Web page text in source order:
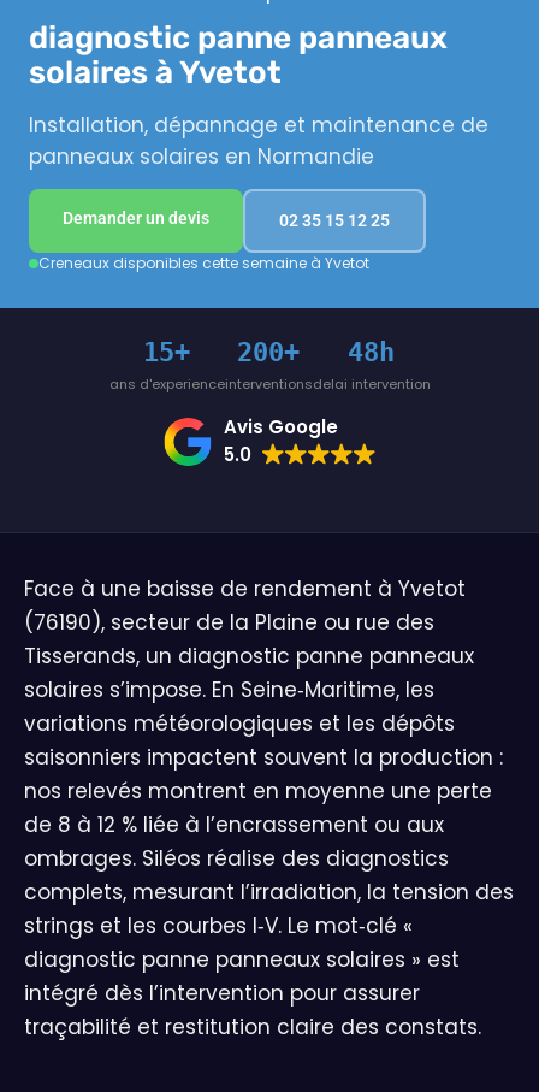
diagnostic panne panneaux
solaires à Yvetot
Installation, dépannage et maintenance de
panneaux solaires en Normandie
Demander un devis 02 35 15 12 25
Creneaux disponibles cette semaine à Yvetot
15+
ans d'experience
200+
interventions
48h
delai intervention
Avis Google
5.0
Face à une baisse de rendement à Yvetot
(76190), secteur de la Plaine ou rue des
Tisserands, un diagnostic panne panneaux
solaires s’impose. En Seine‑Maritime, les
variations météorologiques et les dépôts
saisonniers impactent souvent la production :
nos relevés montrent en moyenne une perte
de 8 à 12 % liée à l’encrassement ou aux
ombrages. Siléos réalise des diagnostics
complets, mesurant l’irradiation, la tension des
strings et les courbes I‑V. Le mot‑clé «
diagnostic panne panneaux solaires » est
intégré dès l’intervention pour assurer
traçabilité et restitution claire des constats.